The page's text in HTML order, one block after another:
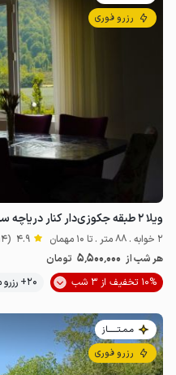
رزرو فوری
ویلا ۲ طبقه جکوزی‌دار کنار دریاچه سراگاه تالش
2 خوابه . 88 متر . تا 10 مهمان 4.9 (14 نظر)
هر شب از 5٬500٬000 تومان
10% تخفیف از 3 شب
20+ رزرو موفق
مـمـتــــــاز
رزرو فوری